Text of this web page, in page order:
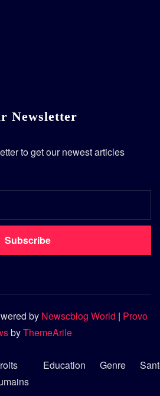
Newsletter
to get our newest articles
Subscribe
by Newscblog World | Provo
byThemeArile
Education Genre